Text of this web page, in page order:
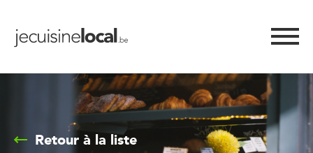
Retour à la liste